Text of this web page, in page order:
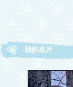
我的名片